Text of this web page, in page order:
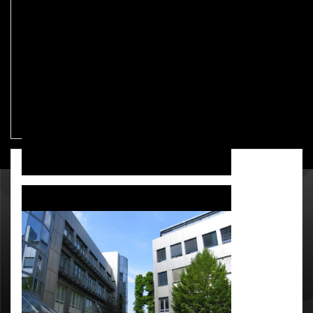
SBH GmbH, Hardtwald 9, 76275 Ettlingen